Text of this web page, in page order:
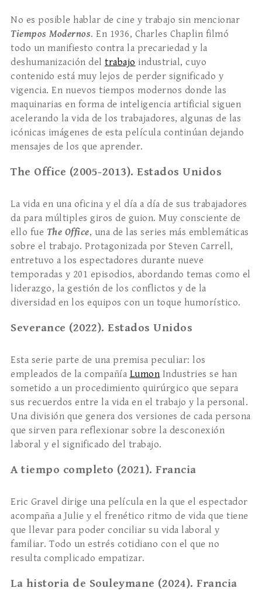
No es posible hablar de cine y trabajo sin mencionar
Tiempos Modernos. En 1936, Charles Chaplin filmó
todo un manifiesto contra la precariedad y la
deshumanización del trabajo industrial, cuyo
contenido está muy lejos de perder significado y
vigencia. En nuevos tiempos modernos donde las
maquinarias en forma de inteligencia artificial siguen
acelerando la vida de los trabajadores, algunas de las
icónicas imágenes de esta película continúan dejando
mensajes de los que aprender.
The Office (2005-2013). Estados Unidos
La vida en una oficina y el día a día de sus trabajadores
da para múltiples giros de guion. Muy consciente de
ello fue The Office, una de las series más emblemáticas
sobre el trabajo. Protagonizada por Steven Carrell,
entretuvo a los espectadores durante nueve
temporadas y 201 episodios, abordando temas como el
liderazgo, la gestión de los conflictos y de la
diversidad en los equipos con un toque humorístico.
Severance (2022). Estados Unidos
Esta serie parte de una premisa peculiar: los
empleados de la compañía Lumon Industries se han
sometido a un procedimiento quirúrgico que separa
sus recuerdos entre la vida en el trabajo y la personal.
Una división que genera dos versiones de cada persona
que sirven para reflexionar sobre la desconexión
laboral y el significado del trabajo.
A tiempo completo (2021). Francia
Eric Gravel dirige una película en la que el espectador
acompaña a Julie y el frenético ritmo de vida que tiene
que llevar para poder conciliar su vida laboral y
familiar. Todo un estrés cotidiano con el que no
resulta complicado empatizar.
La historia de Souleymane (2024). Francia